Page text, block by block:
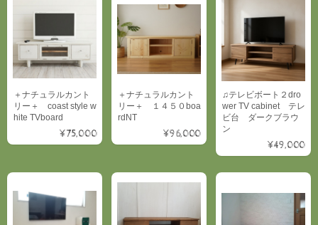
＋ナチュラルカント
リー＋ coast style w
hite TVboard
¥75,000
＋ナチュラルカント
リー＋ １４５０boa
rdNT
¥96,000
♫テレビボート２dro
wer TV cabinet テレ
ビ台 ダークブラウ
ン
¥49,000